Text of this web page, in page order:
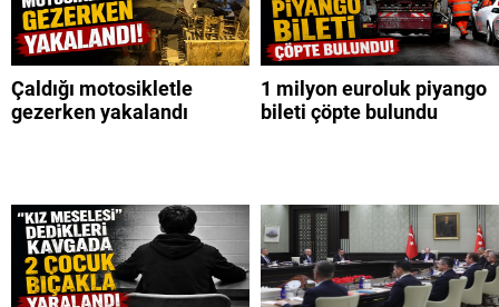
Çaldığı motosikletle
gezerken yakalandı
1 milyon euroluk piyango
bileti çöpte bulundu